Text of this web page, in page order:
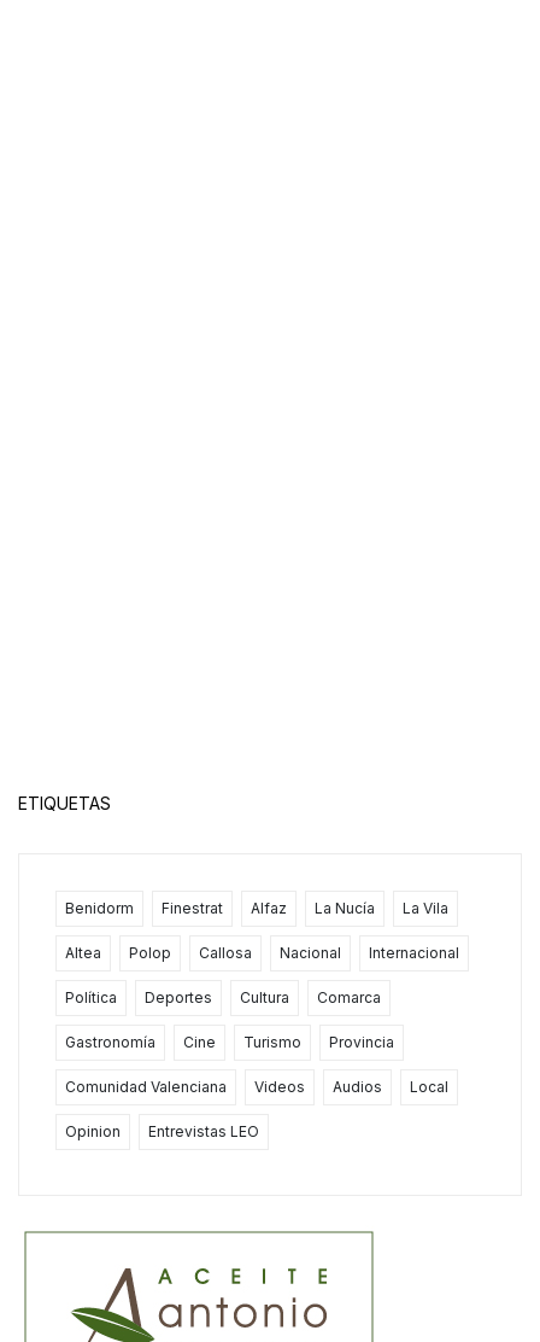
ETIQUETAS
Benidorm Finestrat Alfaz La Nucía La Vila
Altea Polop Callosa Nacional Internacional
Política Deportes Cultura Comarca
Gastronomía Cine Turismo Provincia
Comunidad Valenciana Videos Audios Local
Opinion Entrevistas LEO